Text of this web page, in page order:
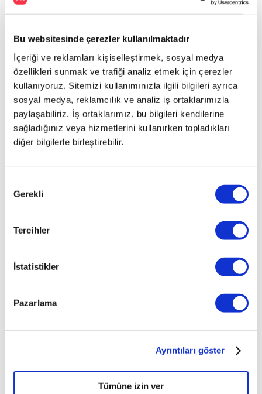
Bu websitesinde çerezler kullanılmaktadır
İçeriği ve reklamları kişiselleştirmek, sosyal medya
özellikleri sunmak ve trafiği analiz etmek için çerezler
kullanıyoruz. Sitemizi kullanımınızla ilgili bilgileri ayrıca
sosyal medya, reklamcılık ve analiz iş ortaklarımızla
paylaşabiliriz. İş ortaklarımız, bu bilgileri kendilerine
sağladığınız veya hizmetlerini kullanırken topladıkları
diğer bilgilerle birleştirebilir.
Seçimi
Gerekli
Tercihler
İstatistikler
Pazarlama
Ayrıntıları göster
Tümüne izin ver
1.5 GLX 16V
ACCENT
1.5 GT 16V
3 KAPI
SPORTY
ACCENT
1.5 GT 16V
3 KA.
OV
1.5 GT 3
SPORTY
KAPI
ACCENT
(Y)
CVVT BIZ